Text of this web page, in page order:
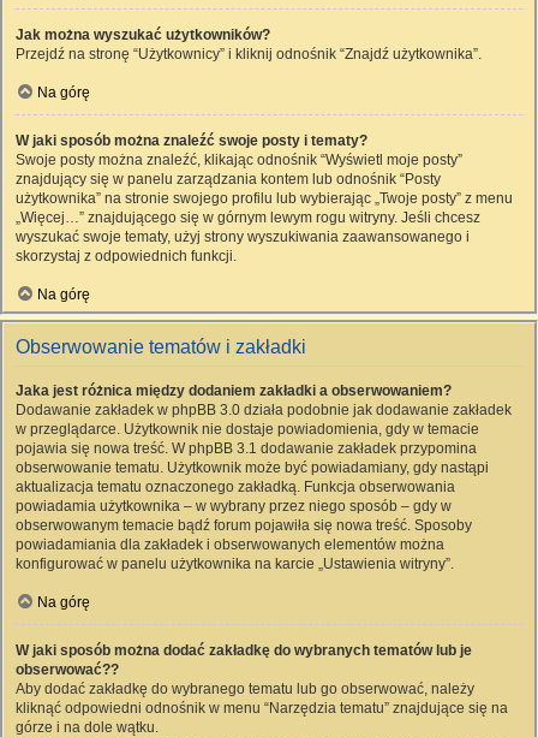
Jak można wyszukać użytkowników?
Przejdź na stronę “Użytkownicy” i kliknij odnośnik “Znajdź użytkownika”.
Na górę
W jaki sposób można znaleźć swoje posty i tematy?
Swoje posty można znaleźć, klikając odnośnik “Wyświetl moje posty”
znajdujący się w panelu zarządzania kontem lub odnośnik “Posty
użytkownika” na stronie swojego profilu lub wybierając „Twoje posty” z menu
„Więcej…” znajdującego się w górnym lewym rogu witryny. Jeśli chcesz
wyszukać swoje tematy, użyj strony wyszukiwania zaawansowanego i
skorzystaj z odpowiednich funkcji.
Na górę
Obserwowanie tematów i zakładki
Jaka jest różnica między dodaniem zakładki a obserwowaniem?
Dodawanie zakładek w phpBB 3.0 działa podobnie jak dodawanie zakładek
w przeglądarce. Użytkownik nie dostaje powiadomienia, gdy w temacie
pojawia się nowa treść. W phpBB 3.1 dodawanie zakładek przypomina
obserwowanie tematu. Użytkownik może być powiadamiany, gdy nastąpi
aktualizacja tematu oznaczonego zakładką. Funkcja obserwowania
powiadamia użytkownika – w wybrany przez niego sposób – gdy w
obserwowanym temacie bądź forum pojawiła się nowa treść. Sposoby
powiadamiania dla zakładek i obserwowanych elementów można
konfigurować w panelu użytkownika na karcie „Ustawienia witryny”.
Na górę
W jaki sposób można dodać zakładkę do wybranych tematów lub je
obserwować??
Aby dodać zakładkę do wybranego tematu lub go obserwować, należy
kliknąć odpowiedni odnośnik w menu “Narzędzia tematu” znajdujące się na
górze i na dole wątku.